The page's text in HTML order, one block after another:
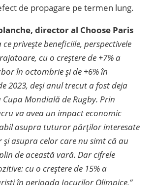
de propagare pe termen lung.
director al Choose Paris
ce privește beneficiile, perspectivele
cu o creștere de +7% a
în octombrie și de +6% în
2023, deși anul trecut a fost deja
Mondială de Rugby. Prin
va avea un impact economic
asupra tuturor părților interesate
asupra celor care nu simt că au
de această vară. Dar cifrele
cu o creștere de 15% a
în perioada Jocurilor Olimpice.”